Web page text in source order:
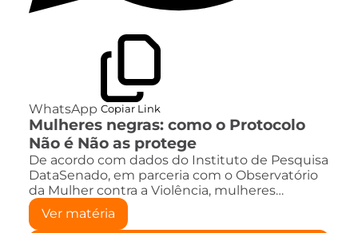
WhatsApp Copiar Link
Mulheres negras: como o Protocolo
Não é Não as protege
De acordo com dados do Instituto de Pesquisa
DataSenado, em parceria com o Observatório
da Mulher contra a Violência, mulheres…
Ver matéria